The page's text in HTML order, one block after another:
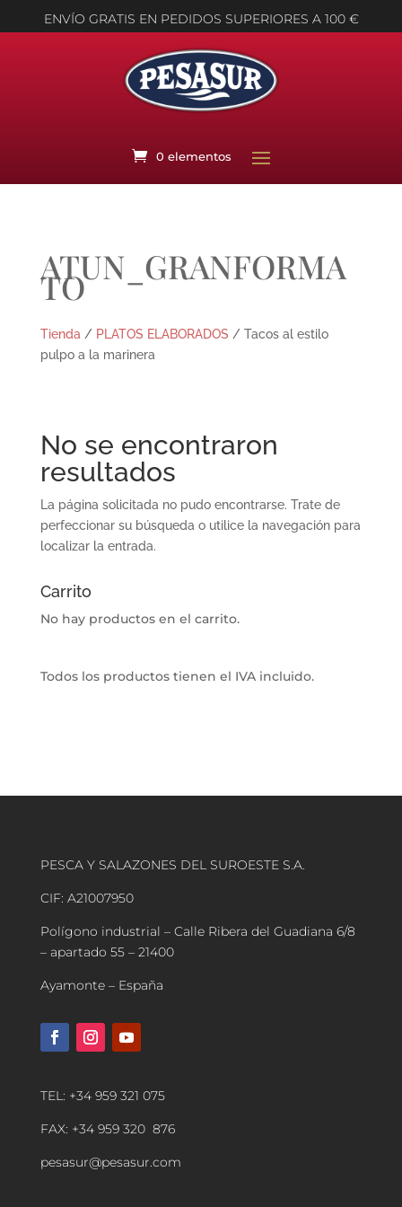
ENVÍO GRATIS EN PEDIDOS SUPERIORES A 100 €
0 elementos
ATUN_GRANFORMA
TO
Tienda / PLATOS ELABORADOS / Tacos al estilo
pulpo a la marinera
No se encontraron
resultados
La página solicitada no pudo encontrarse. Trate de
perfeccionar su búsqueda o utilice la navegación para
localizar la entrada.
Carrito
No hay productos en el carrito.
Todos los productos tienen el IVA incluido.
PESCA Y SALAZONES DEL SUROESTE S.A.
CIF: A21007950
Polígono industrial – Calle Ribera del Guadiana 6/8
– apartado 55 – 21400
Ayamonte – España
TEL: +34 959 321 075
FAX: +34 959 320 876
pesasur@pesasur.com